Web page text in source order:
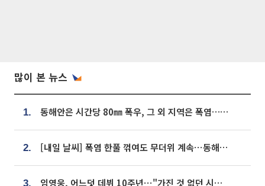
많이 본 뉴스
1. 동해안은 시간당 80㎜ 폭우, 그 외 지역은 폭염…‘극과 극 날씨’
2. [내일 날씨] 폭염 한풀 꺾여도 무더위 계속⋯동해안 이틀 연속 비
3. 임영웅, 어느덧 데뷔 10주년⋯"가진 것 없던 시절, 내 앞엔 20명의 팬뿐"